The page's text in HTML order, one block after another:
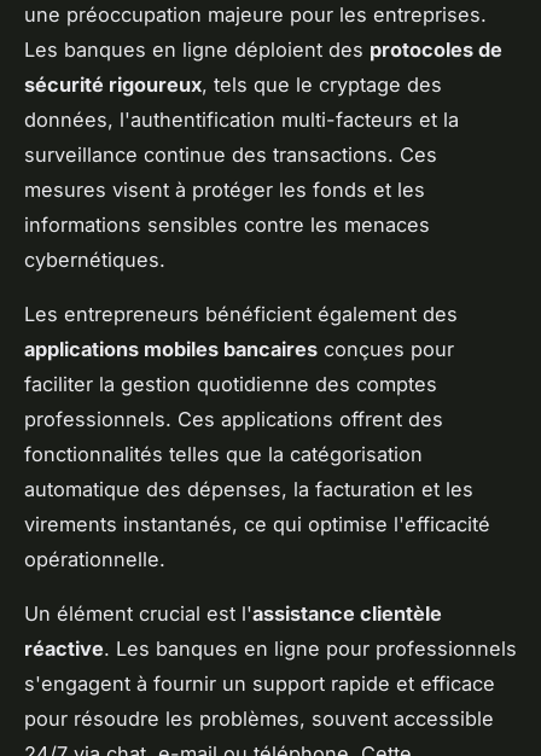
une préoccupation majeure pour les entreprises.
Les banques en ligne déploient des protocoles de
sécurité rigoureux, tels que le cryptage des
données, l'authentification multi-facteurs et la
surveillance continue des transactions. Ces
mesures visent à protéger les fonds et les
informations sensibles contre les menaces
cybernétiques.
Les entrepreneurs bénéficient également des
applications mobiles bancaires conçues pour
faciliter la gestion quotidienne des comptes
professionnels. Ces applications offrent des
fonctionnalités telles que la catégorisation
automatique des dépenses, la facturation et les
virements instantanés, ce qui optimise l'efficacité
opérationnelle.
Un élément crucial est l'assistance clientèle
réactive. Les banques en ligne pour professionnels
s'engagent à fournir un support rapide et efficace
pour résoudre les problèmes, souvent accessible